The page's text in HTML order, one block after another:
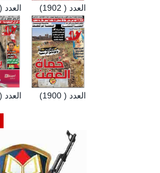
العدد ( 1903) العدد ( 1902)
العدد ( 1901) العدد ( 1900)